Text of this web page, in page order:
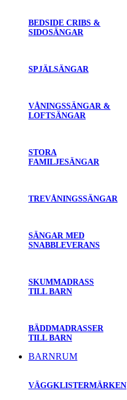
BEDSIDE CRIBS &
SIDOSÄNGAR
SPJÄLSÄNGAR
VÅNINGSSÄNGAR &
LOFTSÄNGAR
STORA
FAMILJESÄNGAR
TREVÅNINGSSÄNGAR
SÄNGAR MED
SNABBLEVERANS
SKUMMADRASS
TILL BARN
BÄDDMADRASSER
TILL BARN
BARNRUM
VÄGGKLISTERMÄRKEN